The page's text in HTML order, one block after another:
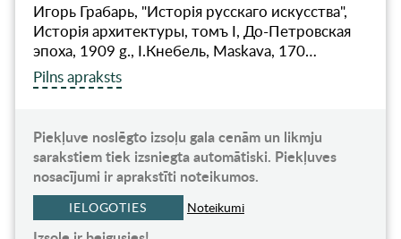
Игорь Грабарь, "Исторiя русскаго искусства",
Исторiя архитектуры, томъ I, До-Петровская
эпоха, 1909 g., I.Кнебель, Maskava, 170…
Pilns apraksts
Piekļuve noslēgto izsoļu gala cenām un likmju
sarakstiem tiek izsniegta automātiski. Piekļuves
nosacījumi ir aprakstīti noteikumos.
IELOGOTIES Noteikumi